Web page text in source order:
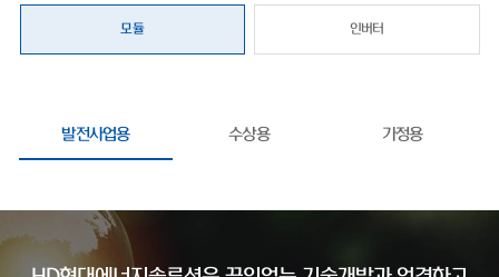
모듈 인버터
발전사업용 수상용 가정용